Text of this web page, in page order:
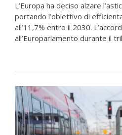
L’Europa ha deciso alzare
portando l’obiettivo di
all’11,7% entro il 2030.
all’Europarlamento durante il